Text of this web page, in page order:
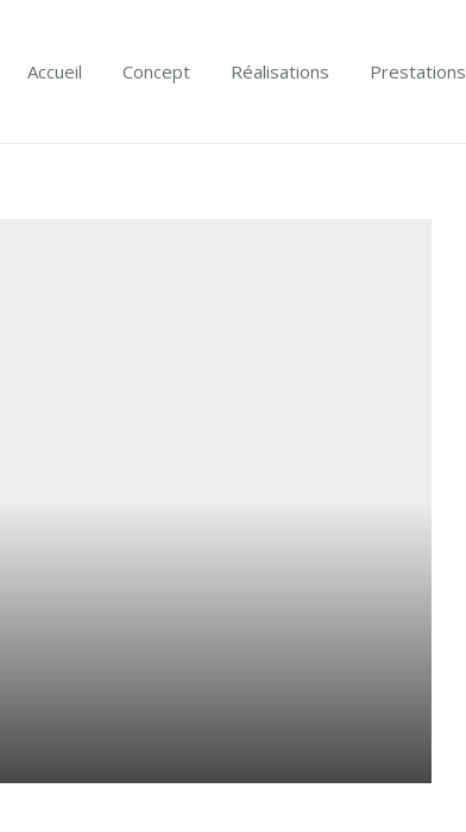
Accueil Concept Réalisations Prestations